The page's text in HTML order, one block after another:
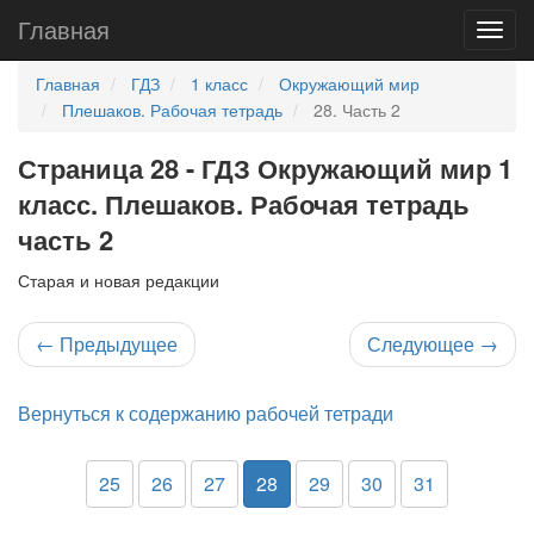
Главная
Главная ГДЗ 1 класс
Окружающий мир
Плешаков. Рабочая тетрадь
28. Часть 2
Страница 28 - ГДЗ Окружающий мир 1
класс. Плешаков. Рабочая тетрадь
часть 2
Старая и новая редакции
← Предыдущее Следующее →
Вернуться к содержанию рабочей тетради
25 26 27 28 29 30 31